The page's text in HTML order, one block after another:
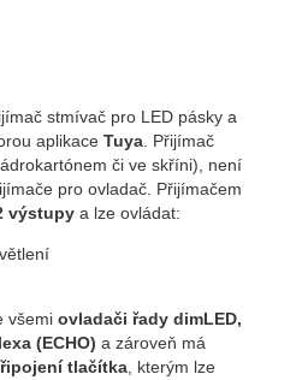
stmívač pro LED pásky a
aplikace Tuya . Přijímač
či ve skříni), není
pro ovladač. Přijímačem
výstupy a lze ovládat:
všemi ovladači řady dimLED,
(ECHO) a zároveň má
tlačítka , kterým lze